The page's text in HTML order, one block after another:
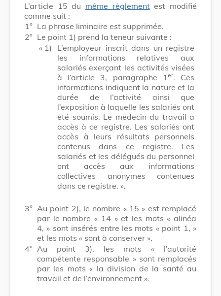
L’article 15 du même règlementest modifié
comme suit :
1° La phrase liminaire est supprimée.
2° Le point 1) prend la teneur suivante :
« 1)
L’employeur inscrit dans un registre
les informations relatives aux
salariés exerçant les activités visées
à l’article 3, paragraphe 1 er. Ces
informations indiquent la nature et la
durée de l’activité ainsi que
l’exposition à laquelle les salariés ont
été soumis. Le médecin du travail a
accès à ce registre. Les salariés ont
accès à leurs résultats personnels
contenus dans ce registre. Les
salariés et les délégués du personnel
ont accès aux informations
collectives anonymes contenues
dans ce registre. ».
3° Au point 2), le nombre « 15 » est remplacé
par le nombre« 14 »et les mots« alinéa
4, » sont insérés entre les mots « point 1, »
et les mots « sont à conserver ».
4° Au point 3), les mots « l’autorité
compétente responsable »sont remplacés
par les mots« la division de la santé au
travail et de l’environnement ».